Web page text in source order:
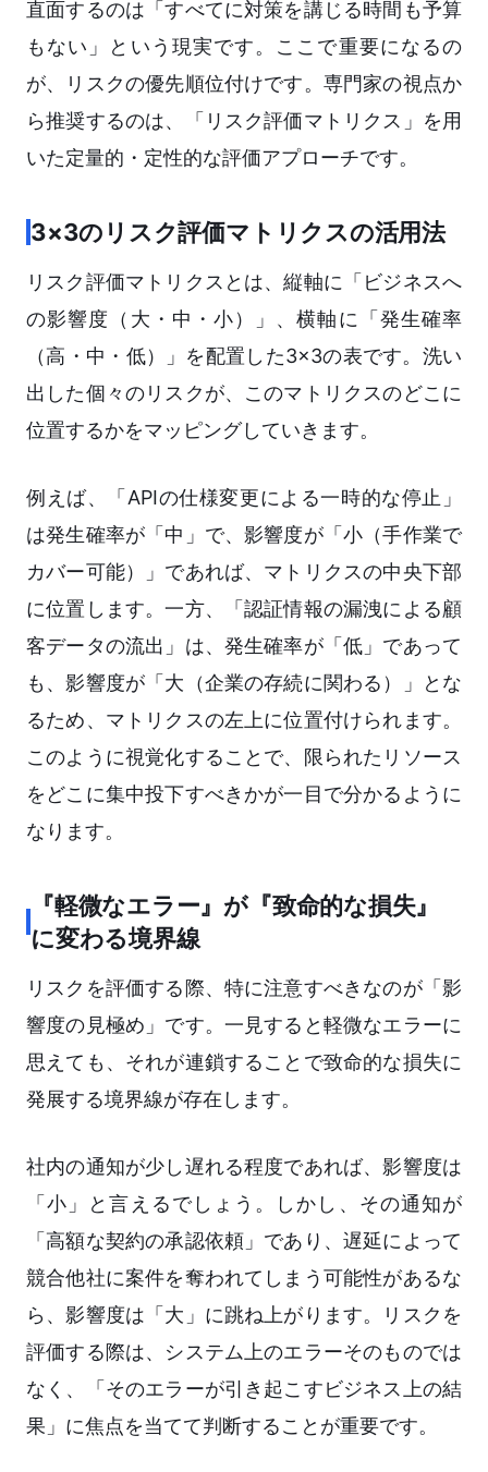
直面するのは「すべてに対策を講じる時間も予算
もない」という現実です。ここで重要になるの
が、リスクの優先順位付けです。専門家の視点か
ら推奨するのは、「リスク評価マトリクス」を用
いた定量的・定性的な評価アプローチです。
3×3のリスク評価マトリクスの活用法
リスク評価マトリクスとは、縦軸に「ビジネスへ
の影響度（大・中・小）」、横軸に「発生確率
（高・中・低）」を配置した3×3の表です。洗い
出した個々のリスクが、このマトリクスのどこに
位置するかをマッピングしていきます。
例えば、「APIの仕様変更による一時的な停止」
は発生確率が「中」で、影響度が「小（手作業で
カバー可能）」であれば、マトリクスの中央下部
に位置します。一方、「認証情報の漏洩による顧
客データの流出」は、発生確率が「低」であって
も、影響度が「大（企業の存続に関わる）」とな
るため、マトリクスの左上に位置付けられます。
このように視覚化することで、限られたリソース
をどこに集中投下すべきかが一目で分かるように
なります。
『軽微なエラー』が『致命的な損失』
に変わる境界線
リスクを評価する際、特に注意すべきなのが「影
響度の見極め」です。一見すると軽微なエラーに
思えても、それが連鎖することで致命的な損失に
発展する境界線が存在します。
社内の通知が少し遅れる程度であれば、影響度は
「小」と言えるでしょう。しかし、その通知が
「高額な契約の承認依頼」であり、遅延によって
競合他社に案件を奪われてしまう可能性があるな
ら、影響度は「大」に跳ね上がります。リスクを
評価する際は、システム上のエラーそのものでは
なく、「そのエラーが引き起こすビジネス上の結
果」に焦点を当てて判断することが重要です。